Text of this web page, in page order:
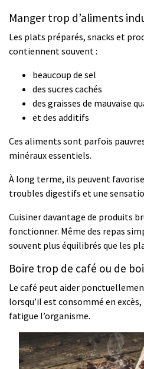
Manger trop d’aliments
Les plats préparés, snacks et
contiennent souvent :
beaucoup de sel
des sucres cachés
des graisses de mauvaise
et des additifs
Ces aliments sont parfois
minéraux essentiels.
À long terme, ils peuvent
troubles digestifs et une
Cuisiner davantage de produits
fonctionner. Même des repas
souvent plus équilibrés que les
Boire trop de café ou de
Le café peut aider
lorsqu’il est consommé en
fatigue l’organisme.